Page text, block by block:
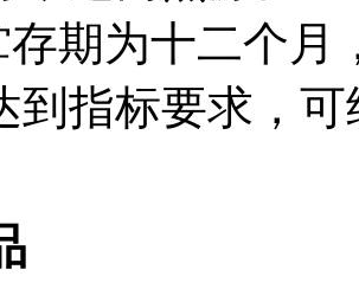
存期为十二个
到指标要求，